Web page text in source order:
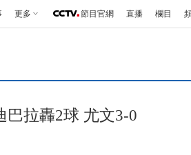
更多 節目官網 直播 欄目
拉轟2球 尤文3-0